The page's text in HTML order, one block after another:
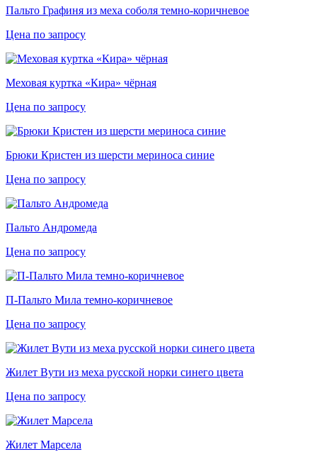
Пальто Графиня из меха соболя темно-коричневое
Цена по запросу
Меховая куртка «Кира» чёрная
Цена по запросу
Брюки Кристен из шерсти мериноса синие
Цена по запросу
Пальто Андромеда
Цена по запросу
П-Пальто Мила темно-коричневое
Цена по запросу
Жилет Вути из меха русской норки синего цвета
Цена по запросу
Жилет Марсела